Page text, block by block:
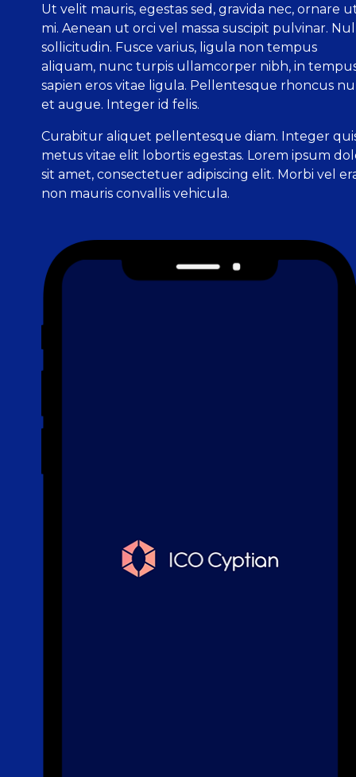
Ut velit mauris, egestas sed, gravida nec, ornare
mi. Aenean ut orci vel massa suscipit pulvinar.
sollicitudin. Fusce varius, ligula non tempus
aliquam, nunc turpis ullamcorper nibh, in
sapien eros vitae ligula. Pellentesque rhoncus
et augue. Integer id felis.
Curabitur aliquet pellentesque diam. Integer
metus vitae elit lobortis egestas. Lorem ipsum
sit amet, consectetuer adipiscing elit. Morbi vel
non mauris convallis vehicula.